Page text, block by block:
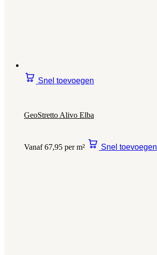
Snel toevoegen
GeoStretto Alivo Elba
Vanaf 67,95 per m² Snel toevoegen